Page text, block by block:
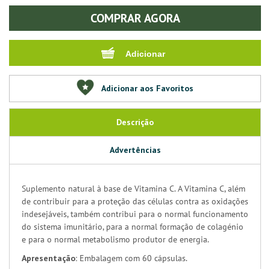
COMPRAR AGORA
Adicionar aos Favoritos
Descrição
Advertências
Suplemento natural à base de Vitamina C. A Vitamina C, além
de contribuir para a proteção das células contra as oxidações
indesejáveis, também contribui para o normal funcionamento
do sistema imunitário, para a normal formação de colagénio
e para o normal metabolismo produtor de energia.
Apresentação: Embalagem com 60 cápsulas.